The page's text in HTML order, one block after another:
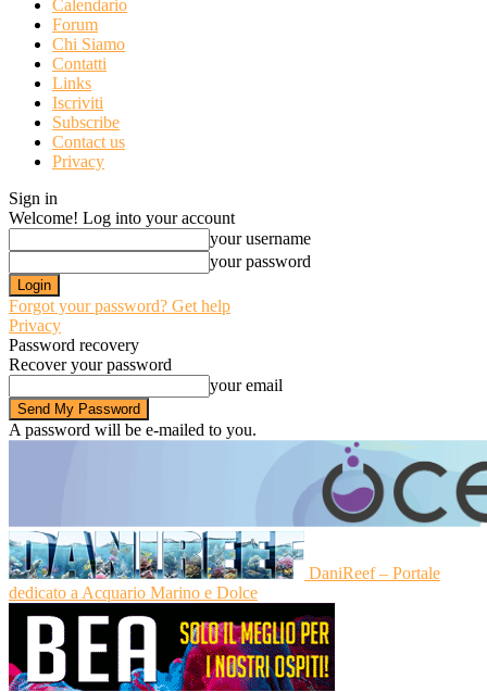
Calendario
Forum
Chi Siamo
Contatti
Links
Iscriviti
Subscribe
Contact us
Privacy
Sign in
Welcome! Log into your account
your username
your password
Forgot your password? Get help
Privacy
Password recovery
Recover your password
your email
A password will be e-mailed to you.
DaniReef – Portale
dedicato a Acquario Marino e Dolce